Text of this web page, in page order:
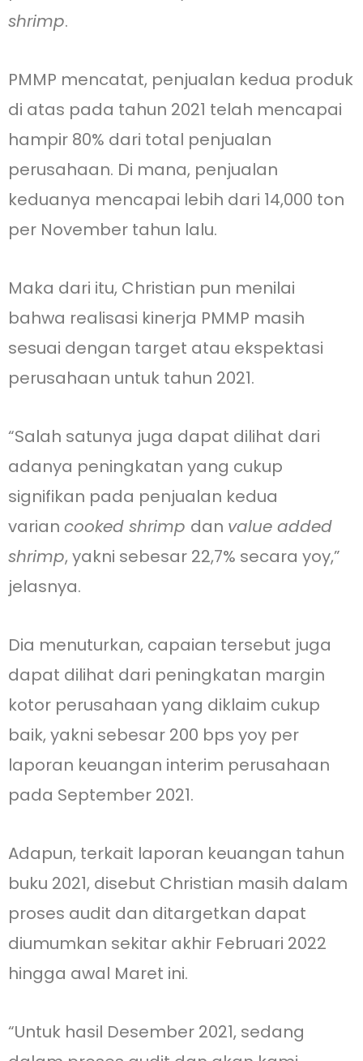
shrimp.
PMMP mencatat, penjualan kedua produk
di atas pada tahun 2021 telah mencapai
hampir 80% dari total penjualan
perusahaan. Di mana, penjualan
keduanya mencapai lebih dari 14,000 ton
per November tahun lalu.
Maka dari itu, Christian pun menilai
bahwa realisasi kinerja PMMP masih
sesuai dengan target atau ekspektasi
perusahaan untuk tahun 2021.
“Salah satunya juga dapat dilihat dari
adanya peningkatan yang cukup
signifikan pada penjualan kedua
varian cooked shrimp dan value added
shrimp, yakni sebesar 22,7% secara yoy,”
jelasnya.
Dia menuturkan, capaian tersebut juga
dapat dilihat dari peningkatan margin
kotor perusahaan yang diklaim cukup
baik, yakni sebesar 200 bps yoy per
laporan keuangan interim perusahaan
pada September 2021.
Adapun, terkait laporan keuangan tahun
buku 2021, disebut Christian masih dalam
proses audit dan ditargetkan dapat
diumumkan sekitar akhir Februari 2022
hingga awal Maret ini.
“Untuk hasil Desember 2021, sedang